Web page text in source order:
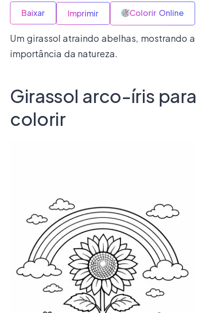
Baixar Imprimir Colorir Online
Um girassol atraindo abelhas, mostrando a
importância da natureza.
Girassol arco-íris para
colorir